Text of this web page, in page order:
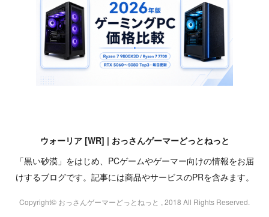
ウォーリア [WR] | おっさんゲーマーどっとねっと
「黒い砂漠」をはじめ、PCゲームやゲーマー向けの情報をお届
けするブログです。記事には商品やサービスのPRを含みます。
Copyright© おっさんゲーマーどっとねっと , 2018 All Rights Reserved.